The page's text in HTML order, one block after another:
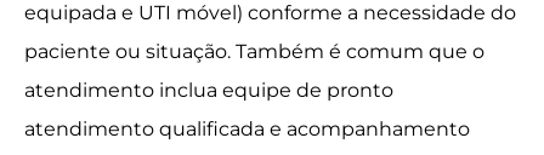
equipada e UTI móvel) conforme a necessidade do
paciente ou situação. Também é comum que o
atendimento inclua equipe de pronto
atendimento qualificada e acompanhamento